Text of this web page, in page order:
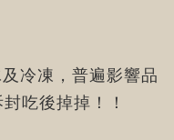
冷凍，普遍影響品
吃後掉掉！！